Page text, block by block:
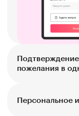
Подтверждение
пожелания в
Персональное